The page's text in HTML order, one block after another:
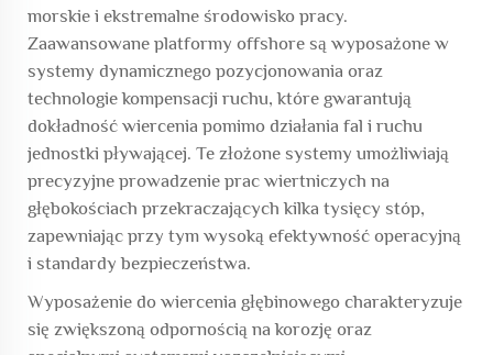
morskie i ekstremalne środowisko pracy.
Zaawansowane platformy offshore są wyposażone w
systemy dynamicznego pozycjonowania oraz
technologie kompensacji ruchu, które gwarantują
dokładność wiercenia pomimo działania fal i ruchu
jednostki pływającej. Te złożone systemy umożliwiają
precyzyjne prowadzenie prac wiertniczych na
głębokościach przekraczających kilka tysięcy stóp,
zapewniając przy tym wysoką efektywność operacyjną
i standardy bezpieczeństwa.
Wyposażenie do wiercenia głębinowego charakteryzuje
się zwiększoną odpornością na korozję oraz